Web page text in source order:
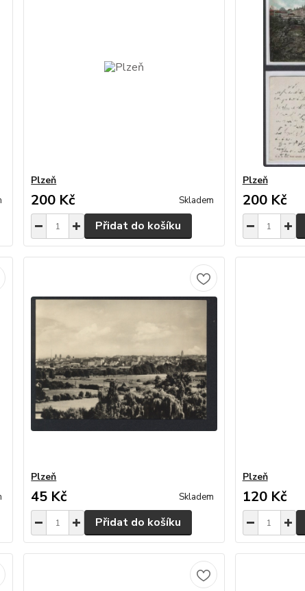
Plzeň
200 Kč Skladem
Přidat do košíku
Plzeň
200 Kč
Plzeň
45 Kč Skladem
Přidat do košíku
Plzeň
120 Kč